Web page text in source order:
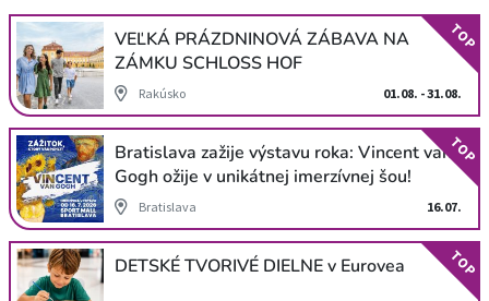
VEĽKÁ PRÁZDNINOVÁ ZÁBAVA NA
ZÁMKU SCHLOSS HOF
Rakúsko 01.08. - 31.08.
TOP
Bratislava zažije výstavu roka: Vincent van
Gogh ožije v unikátnej imerzívnej šou!
Bratislava 16.07.
TOP
DETSKÉ TVORIVÉ DIELNE v Eurovea TOP